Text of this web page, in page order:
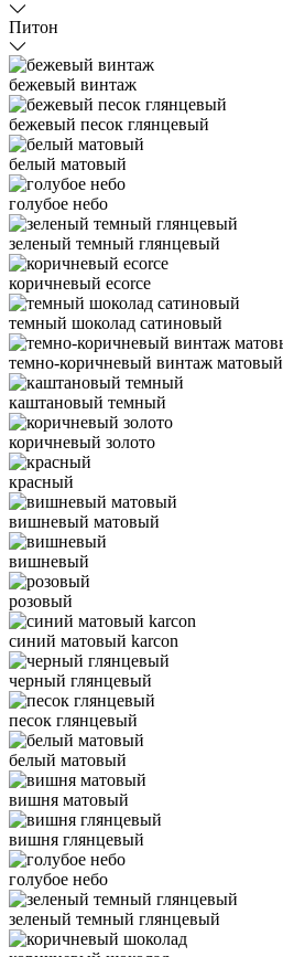
Питон
бежевый винтаж
бежевый песок глянцевый
белый матовый
голубое небо
зеленый темный глянцевый
коричневый ecorce
темный шоколад сатиновый
темно-коричневый винтаж матовый
каштановый темный
коричневый золото
красный
вишневый матовый
вишневый
розовый
синий матовый karcon
черный глянцевый
песок глянцевый
белый матовый
вишня матовый
вишня глянцевый
голубое небо
зеленый темный глянцевый